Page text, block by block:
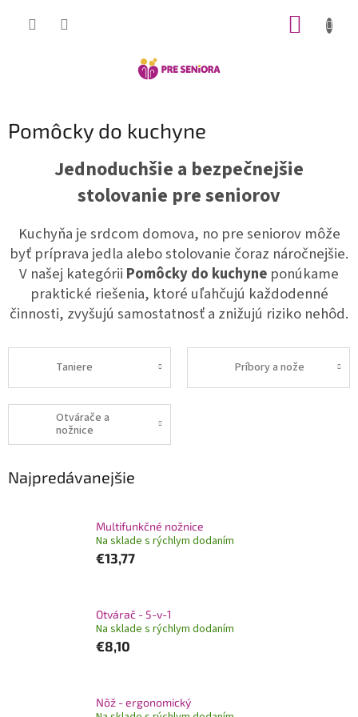
Pomôcky do kuchyne
Jednoduchšie a bezpečnejšie
stolovanie pre seniorov
Kuchyňa je srdcom domova, no pre seniorov môže
byť príprava jedla alebo stolovanie čoraz náročnejšie.
V našej kategórii Pomôcky do kuchyne ponúkame
praktické riešenia, ktoré uľahčujú každodenné
činnosti, zvyšujú samostatnosť a znižujú riziko nehôd.
Taniere Príbory a nože
Otvárače a
nožnice
Najpredávanejšie
Multifunkčné nožnice
Na sklade s rýchlym dodaním
€13,77
Otvárač - 5-v-1
Na sklade s rýchlym dodaním
€8,10
Nôž - ergonomický